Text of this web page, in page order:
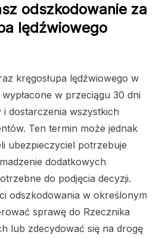
odszkodowanie za
lędźwiowego
kręgosłupa lędźwiowego w
w przeciągu 30 dni
i dostarczenia wszystkich
Ten termin może jednak
ubezpieczyciel potrzebuje
dodatkowych
do podjęcia decyzji.
odszkodowania w określonym
sprawę do Rzecznika
lub zdecydować się na drogę